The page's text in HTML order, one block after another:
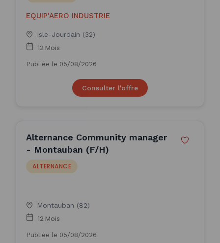
EQUIP'AERO INDUSTRIE
Isle-Jourdain (32)
12 Mois
Publiée le 05/08/2026
Consulter l'offre
Alternance Community manager
- Montauban (F/H)
ALTERNANCE
Montauban (82)
12 Mois
Publiée le 05/08/2026